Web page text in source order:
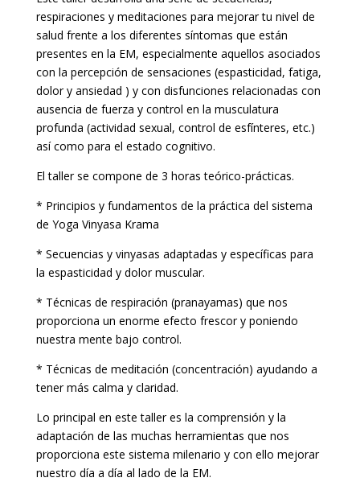
respiraciones y meditaciones para mejorar tu nivel de
salud frente a los diferentes síntomas que están
presentes en la EM, especialmente aquellos asociados
con la percepción de sensaciones (espasticidad, fatiga,
dolor y ansiedad ) y con disfunciones relacionadas con
ausencia de fuerza y control en la musculatura
profunda (actividad sexual, control de esfínteres, etc.)
así como para el estado cognitivo.
El taller se compone de 3 horas teórico-prácticas.
* Principios y fundamentos de la práctica del sistema
de Yoga Vinyasa Krama
* Secuencias y vinyasas adaptadas y específicas para
la espasticidad y dolor muscular.
* Técnicas de respiración (pranayamas) que nos
proporciona un enorme efecto frescor y poniendo
nuestra mente bajo control.
* Técnicas de meditación (concentración) ayudando a
tener más calma y claridad.
Lo principal en este taller es la comprensión y la
adaptación de las muchas herramientas que nos
proporciona este sistema milenario y con ello mejorar
nuestro día a día al lado de la EM.